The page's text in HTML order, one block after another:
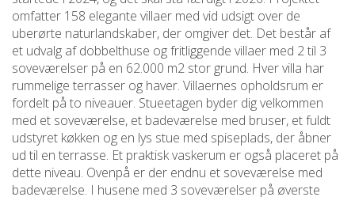
omfatter 158 elegante villaer med vid udsigt over de
uberørte naturlandskaber, der omgiver det. Det består af
et udvalg af dobbelthuse og fritliggende villaer med 2 til 3
soveværelser på en 62.000 m2 stor grund. Hver villa har
rummelige terrasser og haver. Villaernes opholdsrum er
fordelt på to niveauer. Stueetagen byder dig velkommen
med et soveværelse, et badeværelse med bruser, et fuldt
udstyret køkken og en lys stue med spiseplads, der åbner
ud til en terrasse. Et praktisk vaskerum er også placeret på
dette niveau. Ovenpå er der endnu et soveværelse med
badeværelse. I husene med 3 soveværelser på øverste